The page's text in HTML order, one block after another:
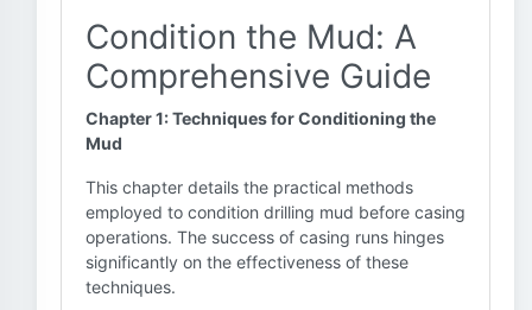
Condition the Mud: A
Comprehensive Guide
Chapter 1: Techniques for Conditioning the
Mud
This chapter details the practical methods
employed to condition drilling mud before casing
operations. The success of casing runs hinges
significantly on the effectiveness of these
techniques.